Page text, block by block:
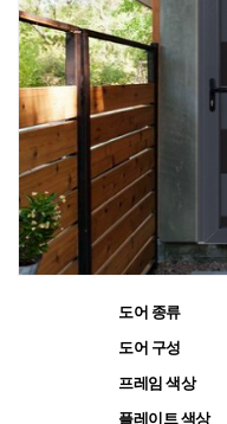
도어 종류
도어 구성
프레임 색상
플레이트 색상